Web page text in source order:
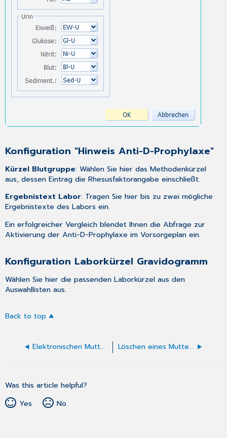
Konfiguration "Hinweis Anti-D-Prophylaxe"
Kürzel Blutgruppe: Wählen Sie hier das Methodenkürzel
aus, dessen Eintrag die Rhesusfaktorangabe einschließt.
Ergebnistext Labor: Tragen Sie hier bis zu zwei mögliche
Ergebnistexte des Labors ein.
Ein erfolgreicher Vergleich blendet Ihnen die Abfrage zur
Aktivierung der Anti-D-Prophylaxe im Vorsorgeplan ein.
Konfiguration Laborkürzel Gravidogramm
Wählen Sie hier die passenden Laborkürzel aus den
Auswahllisten aus.
Back to top
Elektronischen Mutterpass erstellen/aufrufen Löschen eines Mutterpasses
Was this article helpful?
Yes
No